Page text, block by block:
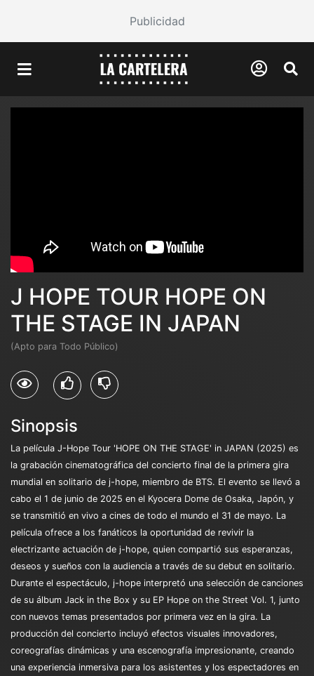
Publicidad
J HOPE TOUR HOPE ON
THE STAGE IN JAPAN
(Apto para Todo Público)
Sinopsis
La película J-Hope Tour 'HOPE ON THE STAGE' in JAPAN (2025) es
la grabación cinematográfica del concierto final de la primera gira
mundial en solitario de j-hope, miembro de BTS. El evento se llevó a
cabo el 1 de junio de 2025 en el Kyocera Dome de Osaka, Japón, y
se transmitió en vivo a cines de todo el mundo el 31 de mayo. La
película ofrece a los fanáticos la oportunidad de revivir la
electrizante actuación de j-hope, quien compartió sus esperanzas,
deseos y sueños con la audiencia a través de su debut en solitario.
Durante el espectáculo, j-hope interpretó una selección de canciones
de su álbum Jack in the Box y su EP Hope on the Street Vol. 1, junto
con nuevos temas presentados por primera vez en la gira. La
producción del concierto incluyó efectos visuales innovadores,
coreografías dinámicas y una escenografía impresionante, creando
una experiencia inmersiva para los asistentes y los espectadores en